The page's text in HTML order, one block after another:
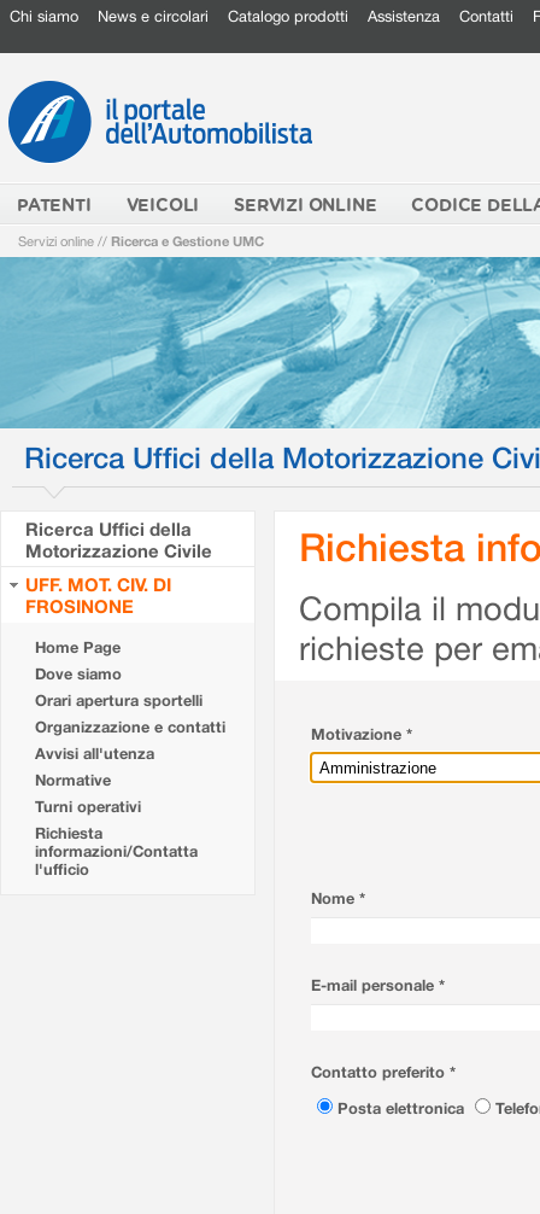
Chi siamo News e circolari Catalogo prodotti Assistenza Contatti
PATENTI VEICOLI SERVIZI ONLINE CODICE
Servizi online // Ricerca e Gestione UMC
Ricerca Uffici della Motorizzazione
Ricerca Uffici della
Motorizzazione Civile
UFF. MOT. CIV. DI
FROSINONE
Home Page
Dove siamo
Orari apertura sportelli
Organizzazione e contatti
Avvisi all'utenza
Normative
Turni operativi
Richiesta
informazioni/Contatta
l'ufficio
Richiesta
Compila il
richieste per
Motivazione *
Nome *
E-mail personale *
Contatto preferito *
Posta elettronica